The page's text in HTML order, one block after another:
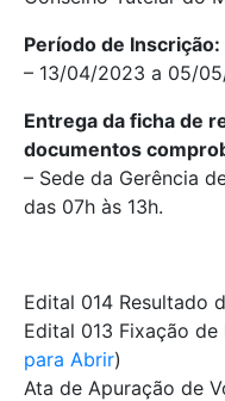
Período de Inscrição:
– 13/04/2023 a 05/
Entrega da ficha de
documentos
– Sede da Gerência
das 07h às 13h.
Edital 014 Resultado
Edital 013 Fixação
para Abrir)
Ata de Apuração de